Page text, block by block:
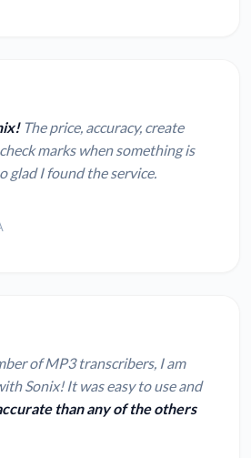
The price, accuracy, create
marks when something is
glad I found the service.
of MP3 transcribers, I am
Sonix! It was easy to use and
than any of the others